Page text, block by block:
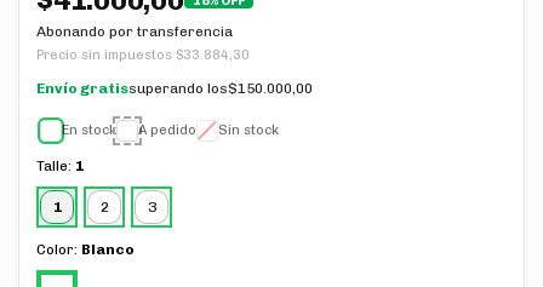
Abonando por transferencia
Precio sin impuestos $33.884,30
Envío gratissuperando los$150.000,00
En stock A pedido Sin stock
Talle: 1
1 2 3
Color: Blanco